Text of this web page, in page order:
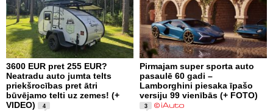
3600 EUR pret 255 EUR?
Neatradu auto jumta telts
priekšrocības pret ātri
būvējamo telti uz zemes! (+
VIDEO)
4
Pirmajam super sporta auto
pasaulē 60 gadi –
Lamborghini piesaka īpašo
versiju 99 vienībās (+ FOTO)
3